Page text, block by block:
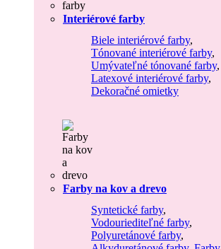
Interiérové farby
Biele interiérové farby,
Tónované interiérové farby,
Umývateľné tónované farby,
Latexové interiérové farby,
Dekoračné omietky
Farby na kov a drevo
Syntetické farby,
Vodouriediteľné farby,
Polyuretánové farby,